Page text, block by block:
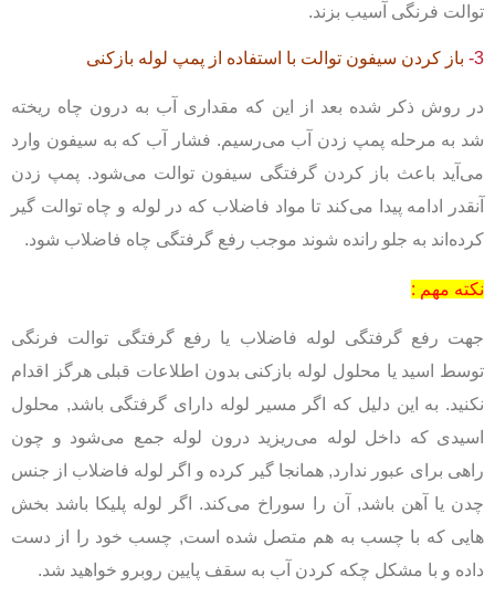
توالت فرنگی آسیب بزند.
3- باز کردن سیفون توالت با استفاده از پمپ لوله بازکنی
در روش ذکر شده بعد از این که مقداری آب به درون چاه ریخته
شد به مرحله پمپ زدن آب می‌رسیم. فشار آب که به سیفون وارد
می‌آید باعث باز کردن گرفتگی سیفون توالت می‌شود. پمپ زدن
آنقدر ادامه پیدا می‌کند تا مواد فاضلاب که در لوله و چاه توالت گیر
کرده‌اند به جلو رانده شوند موجب رفع گرفتگی چاه فاضلاب شود.
نکته مهم :
جهت رفع گرفتگی لوله فاضلاب یا رفع گرفتگی توالت فرنگی
توسط اسید یا محلول لوله بازکنی بدون اطلاعات قبلی هرگز اقدام
نکنید. به این دلیل که اگر مسیر لوله دارای گرفتگی باشد, محلول
اسیدی که داخل لوله می‌ریزید درون لوله جمع می‌شود و چون
راهی برای عبور ندارد, همانجا گیر کرده و اگر لوله فاضلاب از جنس
چدن یا آهن باشد, آن را سوراخ می‌کند. اگر لوله پلیکا باشد بخش
هایی که با چسب به هم متصل شده است, چسب خود را از دست
داده و با مشکل چکه کردن آب به سقف پایین روبرو خواهید شد.